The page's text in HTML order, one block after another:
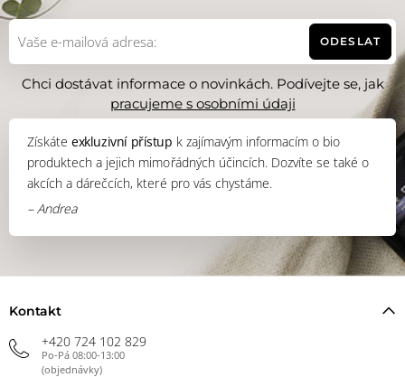
ODESLAT
Chci dostávat informace o novinkách. Podívejte se, jak
pracujeme s osobními údaji
Získáteexkluzivní přístup k zajímavým informacím o bio
produktech a jejich mimořádných účincích. Dozvíte se také o
akcích a dárečcích, které pro vás chystáme.
– Andrea
Kontakt
+420 724 102 829
Po-Pá 08:00-13:00
(objednávky)